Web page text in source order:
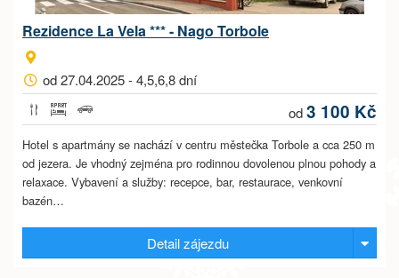
Rezidence La Vela *** - Nago Torbole
od 27.04.2025 - 4,5,6,8 dní
od3 100 Kč
Hotel s apartmány se nachází v centru městečka Torbole a cca 250 m
od jezera. Je vhodný zejména pro rodinnou dovolenou plnou pohody a
relaxace. Vybavení a služby: recepce, bar, restaurace, venkovní
bazén…
Detail zájezdu